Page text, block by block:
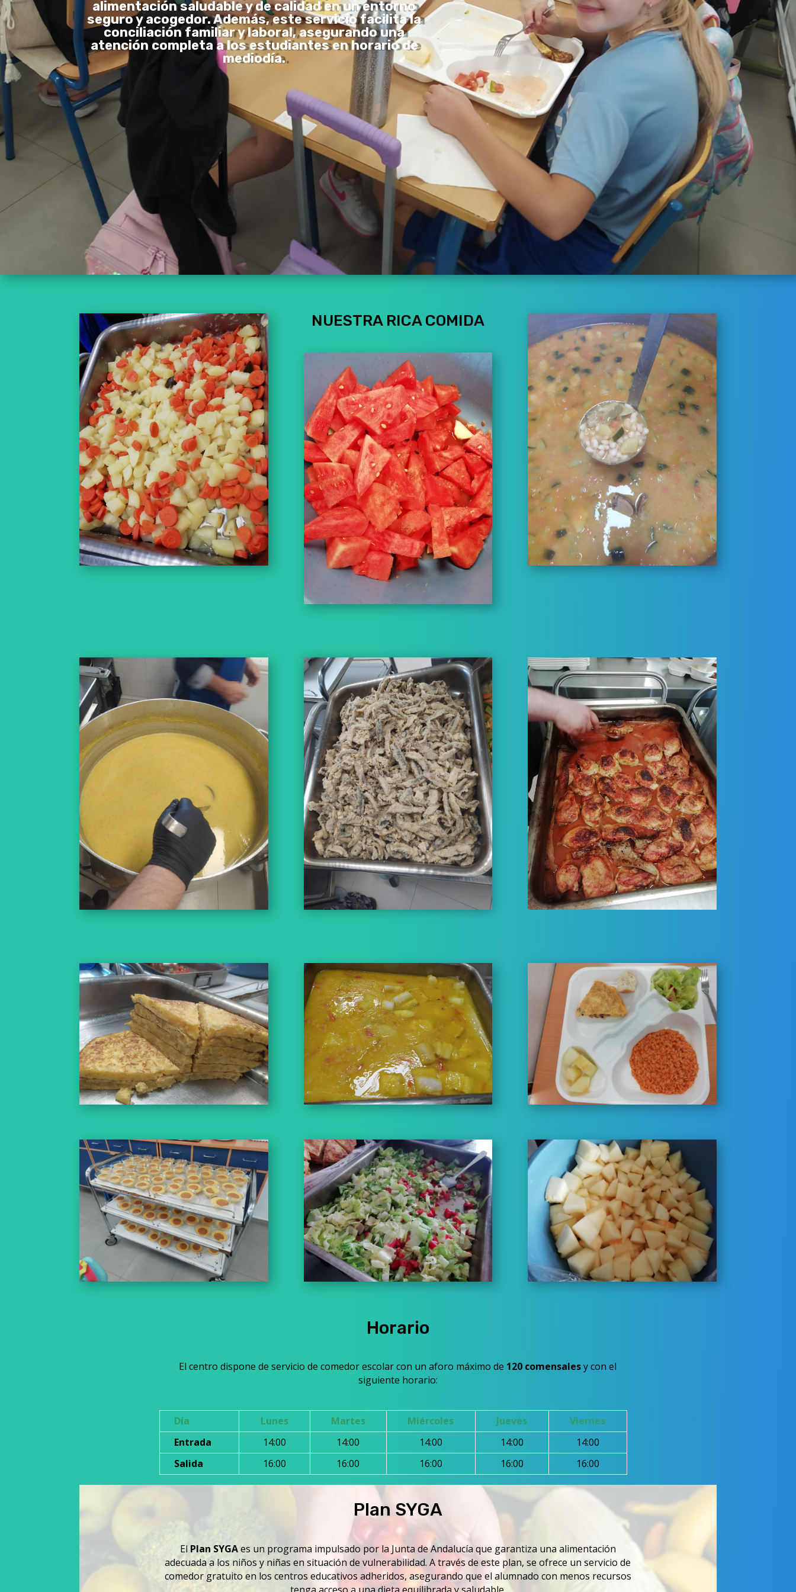
alimentación saludable y de calidad en un entorno
seguro y acogedor. Además, este servicio facilita la
conciliación familiar y laboral, asegurando una
atención completa a los estudiantes en horario de
mediodía.
NUESTRA RICA COMIDA
Horario
El centro dispone de servicio de comedor escolar con un aforo máximo de 120 comensalesy con el
siguiente horario:
Día Lunes Martes Miércoles Jueves
Viernes
Entrada
14:00 14:00 14:00 14:00
14:00
Salida
16:00 16:00 16:00 16:00 16:00
Plan SYGA
ElPlan SYGAes un programa impulsado por la Junta de Andalucía que garantiza una alimentación
adecuada a los niños y niñas en situación de vulnerabilidad. A través de este plan, se ofrece un servicio de
comedor gratuito en los centros educativos adheridos, asegurando que el alumnado con menos recursos
tenga acceso a una dieta equilibrada y saludable.